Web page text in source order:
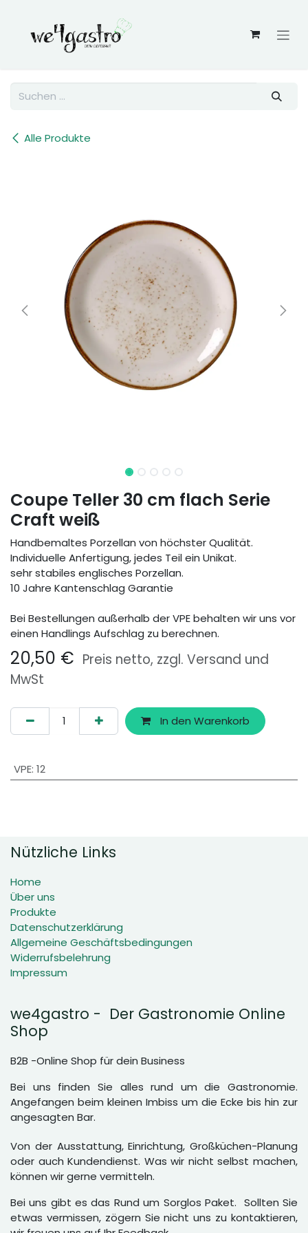
Alle Produkte
Coupe Teller 30 cm flach Serie
Craft weiß
Handbemaltes Porzellan von höchster Qualität.
Individuelle Anfertigung, jedes Teil ein Unikat.
sehr stabiles englisches Porzellan.
10 Jahre Kantenschlag Garantie
Bei Bestellungen außerhalb der VPE behalten wir uns vor
einen Handlings Aufschlag zu berechnen.
20,50 € Preis netto, zzgl. Versand und
MwSt
In den Warenkorb
VPE: 12
Nützliche Links
Home
Über uns
Produkte
Datenschutzerklärung
Allgemeine Geschäftsbedingungen
Widerrufsbelehrung
Impressum
we4gastro - Der Gastronomie Online
Shop
B2B -Online Shop für dein Business
Bei uns finden Sie alles rund um die Gastronomie.
Angefangen beim kleinen Imbiss um die Ecke bis hin zur
angesagten Bar.
Von der Ausstattung, Einrichtung, Großküchen-Planung
oder auch Kundendienst. Was wir nicht selbst machen,
können wir gerne vermitteln.
Bei uns gibt es das Rund um Sorglos Paket. Sollten Sie
etwas vermissen, zögern Sie nicht uns zu kontaktieren,